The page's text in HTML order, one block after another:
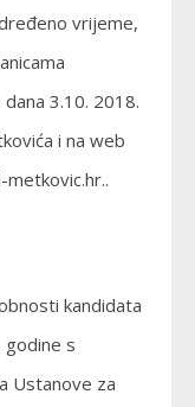
vrijeme,
3.10. 2018.
i na web
kandidata
godine s
Ustanove za